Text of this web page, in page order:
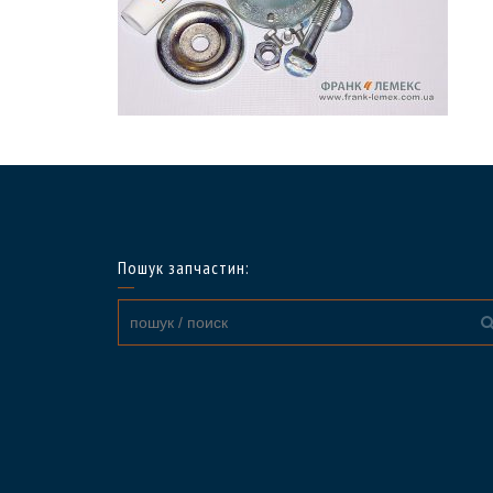
Пошук запчастин: